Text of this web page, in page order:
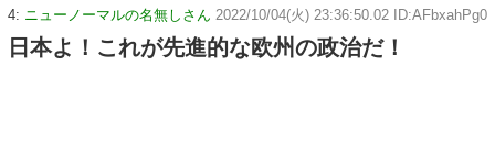
4: ニューノーマルの名無しさん 2022/10/04(火) 23:36:50.02 ID:AFbxahPg0
日本よ！これが先進的な欧州の政治だ！